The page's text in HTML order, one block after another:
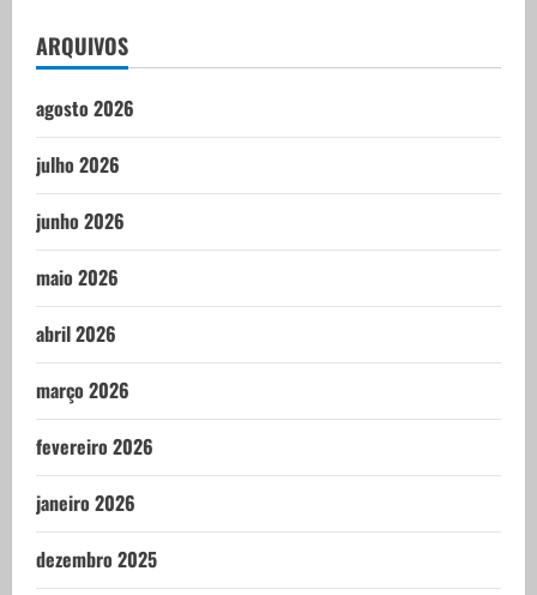
ARQUIVOS
agosto 2026
julho 2026
junho 2026
maio 2026
abril 2026
março 2026
fevereiro 2026
janeiro 2026
dezembro 2025